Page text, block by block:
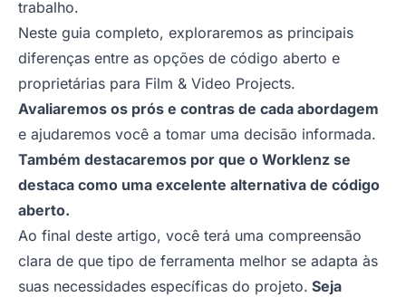
trabalho.
Neste guia completo, exploraremos as principais
diferenças entre as opções de código aberto e
proprietárias para Film & Video Projects.
Avaliaremos os prós e contras de cada abordagem
e ajudaremos você a tomar uma decisão informada.
Também destacaremos por que o Worklenz se
destaca como uma excelente alternativa de código
aberto.
Ao final deste artigo, você terá uma compreensão
clara de que tipo de ferramenta melhor se adapta às
suas necessidades específicas do projeto. Seja